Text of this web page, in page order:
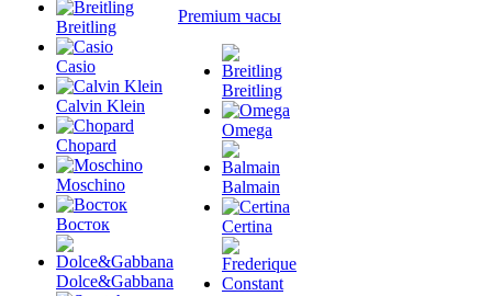
Breitling
Casio
Calvin Klein
Chopard
Moschino
Восток
Dolce&Gabbana
Premium часы
Breitling
Omega
Balmain
Certina